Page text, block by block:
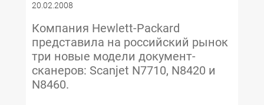
20.02.2008
Компания Hewlett-Packard
представила на российский рынок
три новые модели документ-
сканеров: Scanjet N7710, N8420 и
N8460.